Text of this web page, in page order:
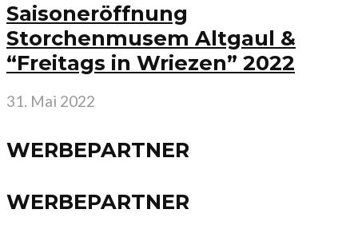
Saisoneröffnung
Storchenmusem Altgaul &
“Freitags in Wriezen” 2022
31. Mai 2022
WERBEPARTNER
WERBEPARTNER